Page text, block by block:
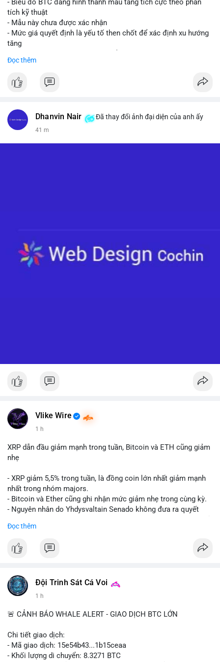
- Biểu đồ BTC đang hình thành mẫu tăng tích cực theo phân
tích kỹ thuật
- Mẫu này chưa được xác nhận
- Mức giá quyết định là yếu tố then chốt để xác định xu hướng
tăng
#vlikevn #titanbot
Đọc thêm
Dhanvin Nair Đã thay đổi ảnh đại diện của anh ấy
41 m
Vlike Wire
1 h
XRP dẫn đầu giảm mạnh trong tuần, Bitcoin và ETH cũng giảm
nhẹ
- XRP giảm 5,5% trong tuần, là đồng coin lớn nhất giảm mạnh
nhất trong nhóm majors.
- Bitcoin và Ether cũng ghi nhận mức giảm nhẹ trong cùng kỳ.
- Nguyên nhân do Yhdysvaltain Senado không đưa ra quyết
hè, đẩy việc thảo luận sang tháng 9.
XRP và Ripple, ảnh hưởng đến tâm lý nhà đầu tư.
#ripple
📰 Nguồn: CoinDesk
Đọc thêm
Đội Trinh Sát Cá Voi
1 h
🚨 CẢNH BÁO WHALE ALERT - GIAO DỊCH BTC LỚN
Chi tiết giao dịch:
- Mã giao dịch: 15e54b43...1b15ceaa
- Khối lượng di chuyển: 8.3271 BTC